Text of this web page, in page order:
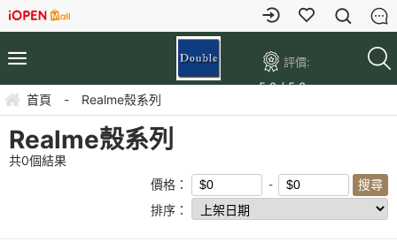
評價:
5.0 / 5.0
首頁 - Realme殼系列
Realme殼系列
共0個結果
價格：
排序：